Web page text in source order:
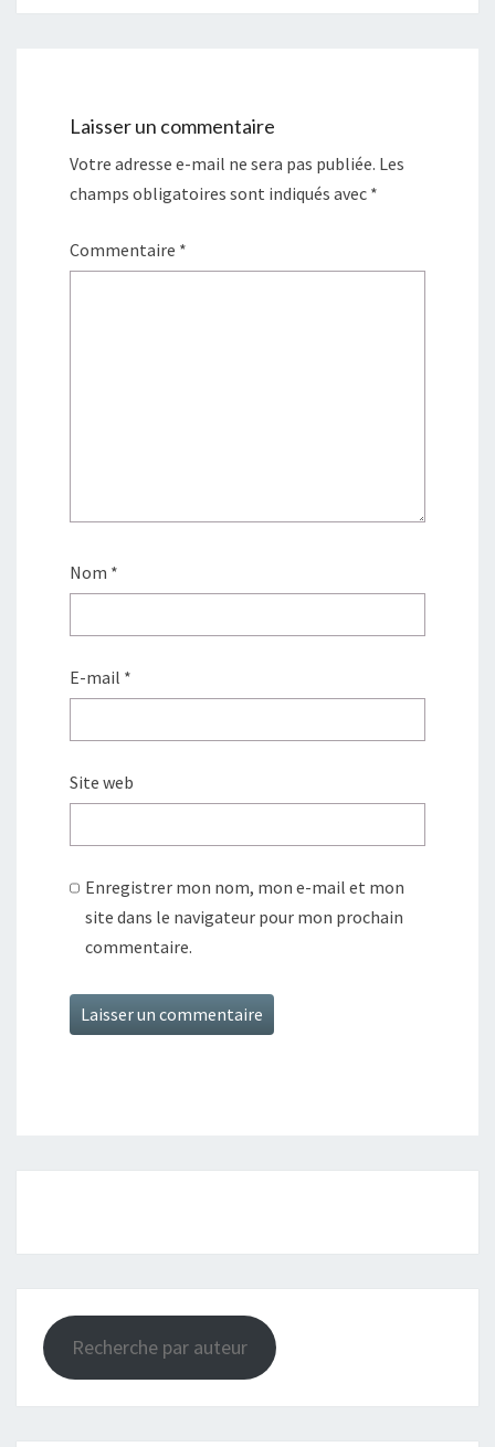
Laisser un commentaire
Votre adresse e-mail ne sera pas publiée. Les
champs obligatoires sont indiqués avec *
Commentaire *
Nom *
E-mail *
Site web
Enregistrer mon nom, mon e-mail et mon
site dans le navigateur pour mon prochain
commentaire.
Recherche par auteur